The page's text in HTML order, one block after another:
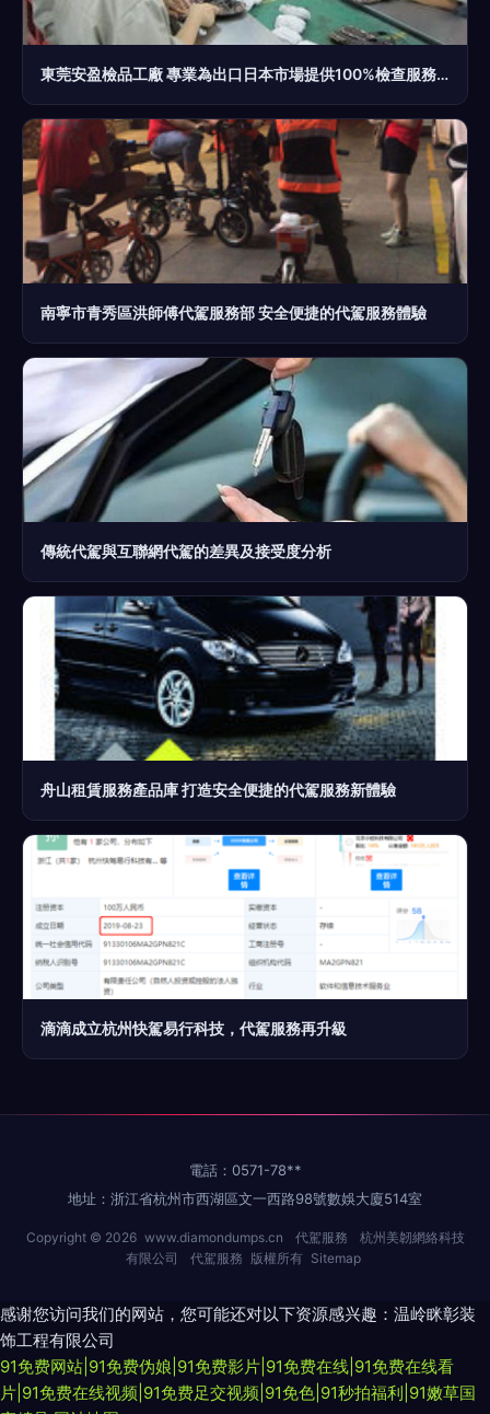
東莞安盈檢品工廠 專業為出口日本市場提供100%檢查服務、廠家直銷與價格優勢
南寧市青秀區洪師傅代駕服務部 安全便捷的代駕服務體驗
傳統代駕與互聯網代駕的差異及接受度分析
舟山租賃服務產品庫 打造安全便捷的代駕服務新體驗
滴滴成立杭州快駕易行科技，代駕服務再升級
電話：0571-78**
地址：浙江省杭州市西湖區文一西路98號數娛大廈514室
Copyright © 2026 www.diamondumps.cn 代駕服務
杭州美韌網絡科技
有限公司
代駕服務 版權所有 Sitemap
感谢您访问我们的网站，您可能还对以下资源感兴趣：温岭眯彰装
饰工程有限公司
91免费网站|91免费伪娘|91免费影片|91免费在线|91免费在线看
片|91免费在线视频|91免费足交视频|91免色|91秒拍福利|91嫩草国